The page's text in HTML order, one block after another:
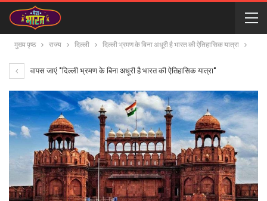
मुख्य पृष्ठ राज्य दिल्ली दिल्ली भ्रमण के बिना अधूरी है भारत की ऐतिहासिक यात्रा
वापस जाएं "दिल्ली भ्रमण के बिना अधूरी है भारत की ऐतिहासिक यात्रा"